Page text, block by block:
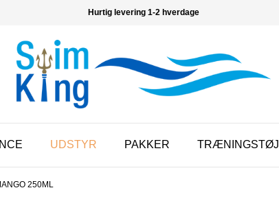
Hurtig levering 1-2 hverdage
UDSTYR PAKKER TRÆNINGSTØJ
250ML